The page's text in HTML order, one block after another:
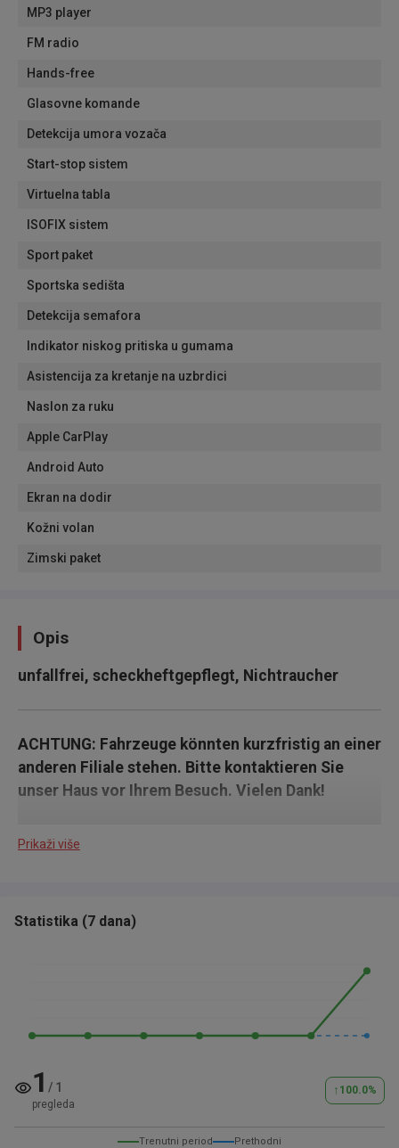
MP3 player
FM radio
Hands-free
Glasovne komande
Detekcija umora vozača
Start-stop sistem
Virtuelna tabla
ISOFIX sistem
Sport paket
Sportska sedišta
Detekcija semafora
Indikator niskog pritiska u gumama
Asistencija za kretanje na uzbrdici
Naslon za ruku
Apple CarPlay
Android Auto
Ekran na dodir
Kožni volan
Zimski paket
Opis
unfallfrei, scheckheftgepflegt, Nichtraucher
ACHTUNG: Fahrzeuge könnten kurzfristig an einer
anderen Filiale stehen. Bitte kontaktieren Sie
unser Haus vor Ihrem Besuch. Vielen Dank!
Komfort-Paket
Totwinkel-Assistent
Prikaži više
Statistika (7 dana)
1 / 1
pregleda
↑ 100.0%
Trenutni period Prethodni